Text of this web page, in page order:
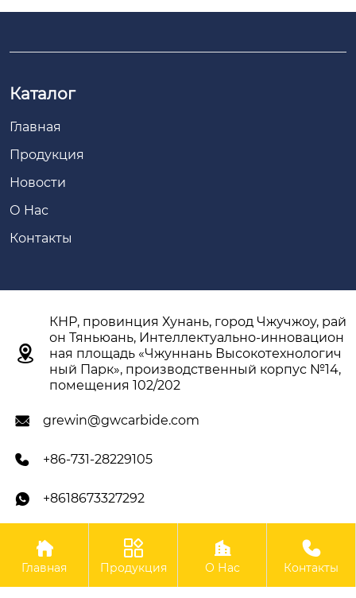
Каталог
Главная
Продукция
Новости
О Hас
Контакты

КНР, провинция Хунань, город Чжучжоу, рай
он Тяньюань, Интеллектуально-инновацион
ная площадь «Чжуннань Высокотехнологич
ный Парк», производственный корпус №14,
помещения 102/202
 grewin@gwcarbide.com
 +86-731-28229105
 +8618673327292
Авторское право ©ООО Чжучжоу Гэвэй
Твердосплавные Инструменты

Главная

Продукция

О Нас

Контакты